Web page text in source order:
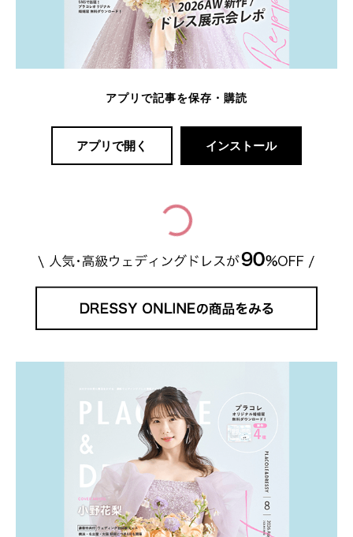
アプリで記事を保存・購読
アプリで開く インストール